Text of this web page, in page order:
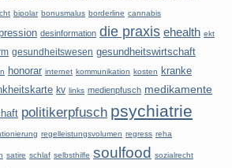
bipolar bonusmalus borderline cannabis
desinformation die praxis ehealth ekt
gesundheitswesen gesundheitswirtschaft
honorar internet kommunikation kosten kranke
kv links medienpfusch medikamente
politikerpfusch psychiatrie
regelleistungsvolumen regress reha
satire schlaf selbsthilfe soulfood sozialrecht